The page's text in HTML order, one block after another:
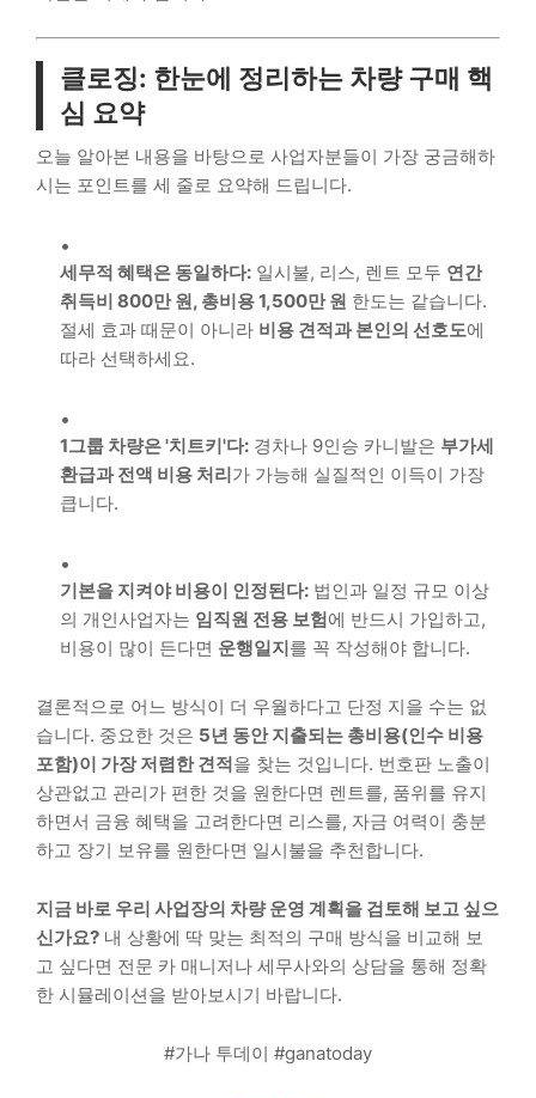
클로징: 한눈에 정리하는 차량 구매 핵
심 요약
오늘 알아본 내용을 바탕으로 사업자분들이 가장 궁금해하
시는 포인트를 세 줄로 요약해 드립니다.
세무적 혜택은 동일하다: 일시불, 리스, 렌트 모두 연간
취득비 800만 원, 총비용 1,500만 원 한도는 같습니다.
절세 효과 때문이 아니라 비용 견적과 본인의 선호도에
따라 선택하세요.
1그룹 차량은 '치트키'다: 경차나 9인승 카니발은 부가세
환급과 전액 비용 처리가 가능해 실질적인 이득이 가장
큽니다.
기본을 지켜야 비용이 인정된다: 법인과 일정 규모 이상
의 개인사업자는 임직원 전용 보험에 반드시 가입하고,
비용이 많이 든다면 운행일지를 꼭 작성해야 합니다.
결론적으로 어느 방식이 더 우월하다고 단정 지을 수는 없
습니다. 중요한 것은 5년 동안 지출되는 총비용(인수 비용
포함)이 가장 저렴한 견적을 찾는 것입니다. 번호판 노출이
상관없고 관리가 편한 것을 원한다면 렌트를, 품위를 유지
하면서 금융 혜택을 고려한다면 리스를, 자금 여력이 충분
하고 장기 보유를 원한다면 일시불을 추천합니다.
지금 바로 우리 사업장의 차량 운영 계획을 검토해 보고 싶으
신가요? 내 상황에 딱 맞는 최적의 구매 방식을 비교해 보
고 싶다면 전문 카 매니저나 세무사와의 상담을 통해 정확
한 시뮬레이션을 받아보시기 바랍니다.
#가나 투데이 #ganatoday